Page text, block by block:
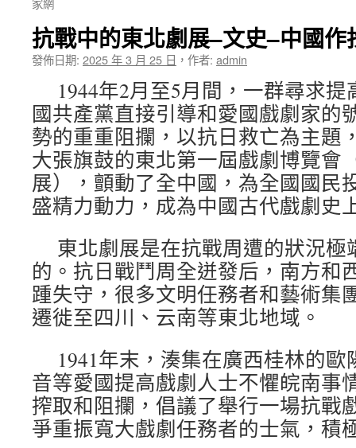
抗戰中的東北劇展–文史–中國
發佈日期: 2025 年 3 月 25 日 ， 作者: admin
1944年2月至5月間，一群尋求
國共產黨直接引導和愛國戲劇家的
勢的重重阻攔，以抗日救亡為主題
大張旗鼓的東北第一屆戲劇博覽會
展），顫動了全中國，為全國國民
盛精力動力，成為中國古代戲劇史
東北劇展是在抗戰周遭的狀況
的。抗日戰鬥周全迸發后，南方和
踵失守，很多文明任務者和藝術集
遷徙至四川、云南等東北地域。
1941年末，湊集在廣西桂林的
音等愛國提高戲劇人士不懼皖南事
搾取和阻攔，倡議了舉行一場抗戰
爭重振寬大戲劇任務者的士氣，積